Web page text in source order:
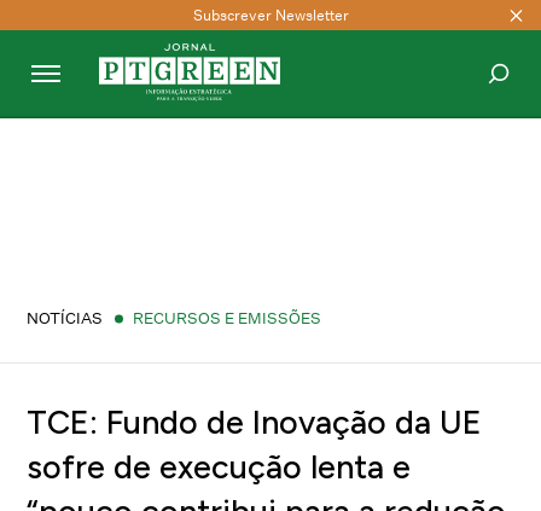
Subscrever Newsletter
NOTÍCIAS RECURSOS E EMISSÕES
TCE: Fundo de Inovação da UE
sofre de execução lenta e